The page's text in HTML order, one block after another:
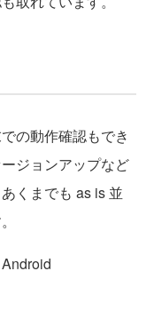
の動作確認もでき
ジョンアップなど
くまでも as is 並